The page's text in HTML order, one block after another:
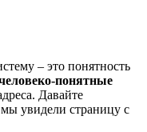
– это понятность
понятные
Давайте
увидели страницу с